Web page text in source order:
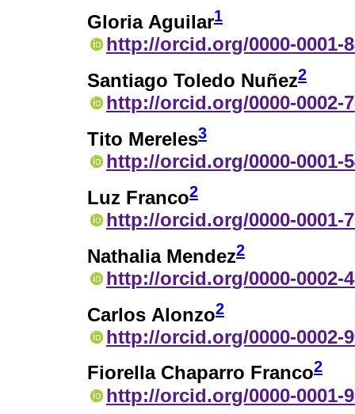
Gloria Aguilar1
http://orcid.org/0000-0001-
Santiago Toledo Nuñez2
http://orcid.org/0000-0002-
Tito Mereles3
http://orcid.org/0000-0001-
Luz Franco2
http://orcid.org/0000-0001-
Nathalia Mendez2
http://orcid.org/0000-0002-
Carlos Alonzo2
http://orcid.org/0000-0002-
Fiorella Chaparro Franco2
http://orcid.org/0000-0001-